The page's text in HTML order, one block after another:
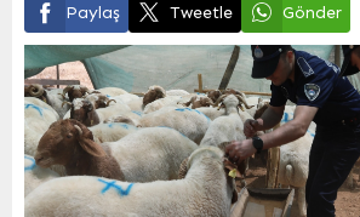
Paylaş Tweetle Gönder